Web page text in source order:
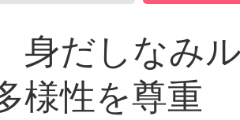
だしなみ
性を尊重